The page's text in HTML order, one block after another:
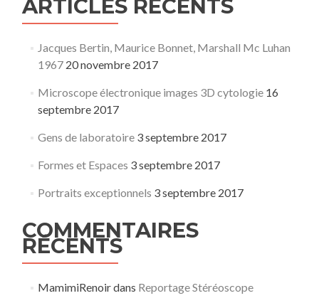
ARTICLES RÉCENTS
Jacques Bertin, Maurice Bonnet, Marshall Mc Luhan
1967 20 novembre 2017
Microscope électronique images 3D cytologie 16
septembre 2017
Gens de laboratoire 3 septembre 2017
Formes et Espaces 3 septembre 2017
Portraits exceptionnels 3 septembre 2017
COMMENTAIRES
RÉCENTS
MamimiRenoirdans Reportage Stéréoscope